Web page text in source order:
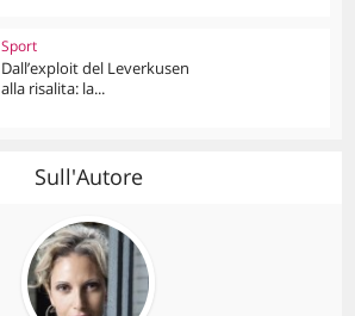
Sport
Dall’exploit del Leverkusen
alla risalita: la...
Sull'Autore